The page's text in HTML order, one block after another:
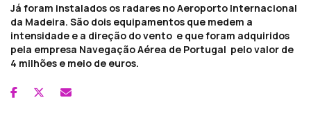
Já foram instalados os radares no Aeroporto Internacional
da Madeira. São dois equipamentos que medem a
intensidade e a direção do vento e que foram adquiridos
pela empresa Navegação Aérea de Portugal pelo valor de
4 milhões e meio de euros.